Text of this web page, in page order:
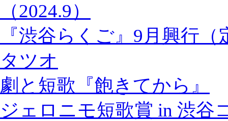
（2024.9）
『渋谷らくご』9月興行
タツオ
劇と短歌『飽きてから』
ジェロニモ短歌賞 in 渋谷